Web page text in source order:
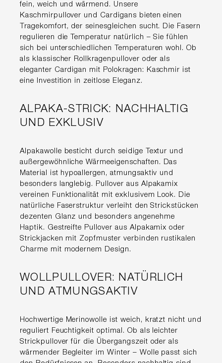
fein, weich und wärmend. Unsere
Kaschmirpullover und Cardigans bieten einen
Tragekomfort, der seinesgleichen sucht. Die Fasern
regulieren die Temperatur natürlich – Sie fühlen
sich bei unterschiedlichen Temperaturen wohl. Ob
als klassischer Rollkragenpullover oder als
eleganter Cardigan mit Polokragen: Kaschmir ist
eine Investition in zeitlose Eleganz.
ALPAKA-STRICK: NACHHALTIG
UND EXKLUSIV
Alpakawolle besticht durch seidige Textur und
außergewöhnliche Wärmeeigenschaften. Das
Material ist hypoallergen, atmungsaktiv und
besonders langlebig. Pullover aus Alpakamix
vereinen Funktionalität mit exklusivem Look. Die
natürliche Faserstruktur verleiht den Strickstücken
dezenten Glanz und besonders angenehme
Haptik. Gestreifte Pullover aus Alpakamix oder
Strickjacken mit Zopfmuster verbinden rustikalen
Charme mit modernem Design.
WOLLPULLOVER: NATÜRLICH
UND ATMUNGSAKTIV
Hochwertige Merinowolle ist weich, kratzt nicht und
reguliert Feuchtigkeit optimal. Ob als leichter
Strickpullover für die Übergangszeit oder als
wärmender Begleiter im Winter – Wolle passt sich